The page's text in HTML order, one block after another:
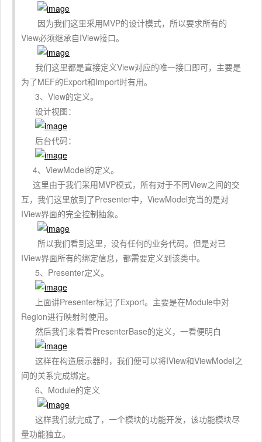
因为我们这里采用MVP的设计模式，所以要求所有的
View必须继承自IView接口。
我们这里都是直接定义View对应的唯一接口即可，主要是
为了MEF的Export和Import时有用。
3、View的定义。
设计视图：
后台代码：
4、ViewModel的定义。
这里由于我们采用MVP模式，所有对于不同View之间的交
互，我们这里放到了Presenter中，ViewModel充当的是对
IView界面的完全控制抽象。
所以我们看到这里，没有任何的业务代码。但是对已
IView界面所有的绑定信息，都需要定义到该类中。
5、Presenter定义。
上面讲Presenter标记了Export。主要是在Module中对
Region进行映射时使用。
然后我们来看看PresenterBase的定义，一看便明白
这样在构造展示器时，我们便可以将IView和ViewModel之
间的关系完成绑定。
6、Module的定义
这样我们就完成了，一个模块的功能开发，该功能模块尽
量功能独立。